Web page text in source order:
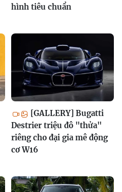
hình tiêu chuẩn
[GALLERY] Bugatti
Destrier triệu đô "thửa"
riêng cho đại gia mê động
cơ W16